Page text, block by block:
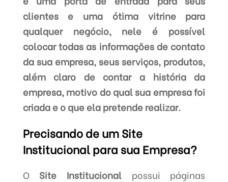
clientes e uma ótima vitrine para
qualquer negócio, nele é possível
colocar todas as informações de contato
da sua empresa, seus serviços, produtos,
além claro de contar a história da
empresa, motivo do qual sua empresa foi
criada e o que ela pretende realizar.
Precisando de um Site
Institucional para sua Empresa?
O Site Institucional possui páginas